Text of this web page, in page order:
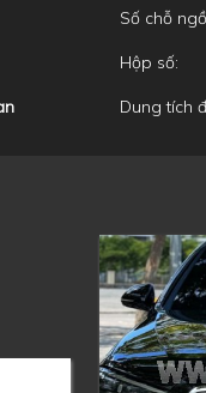
Số chỗ
Hộp số:
Dung tích